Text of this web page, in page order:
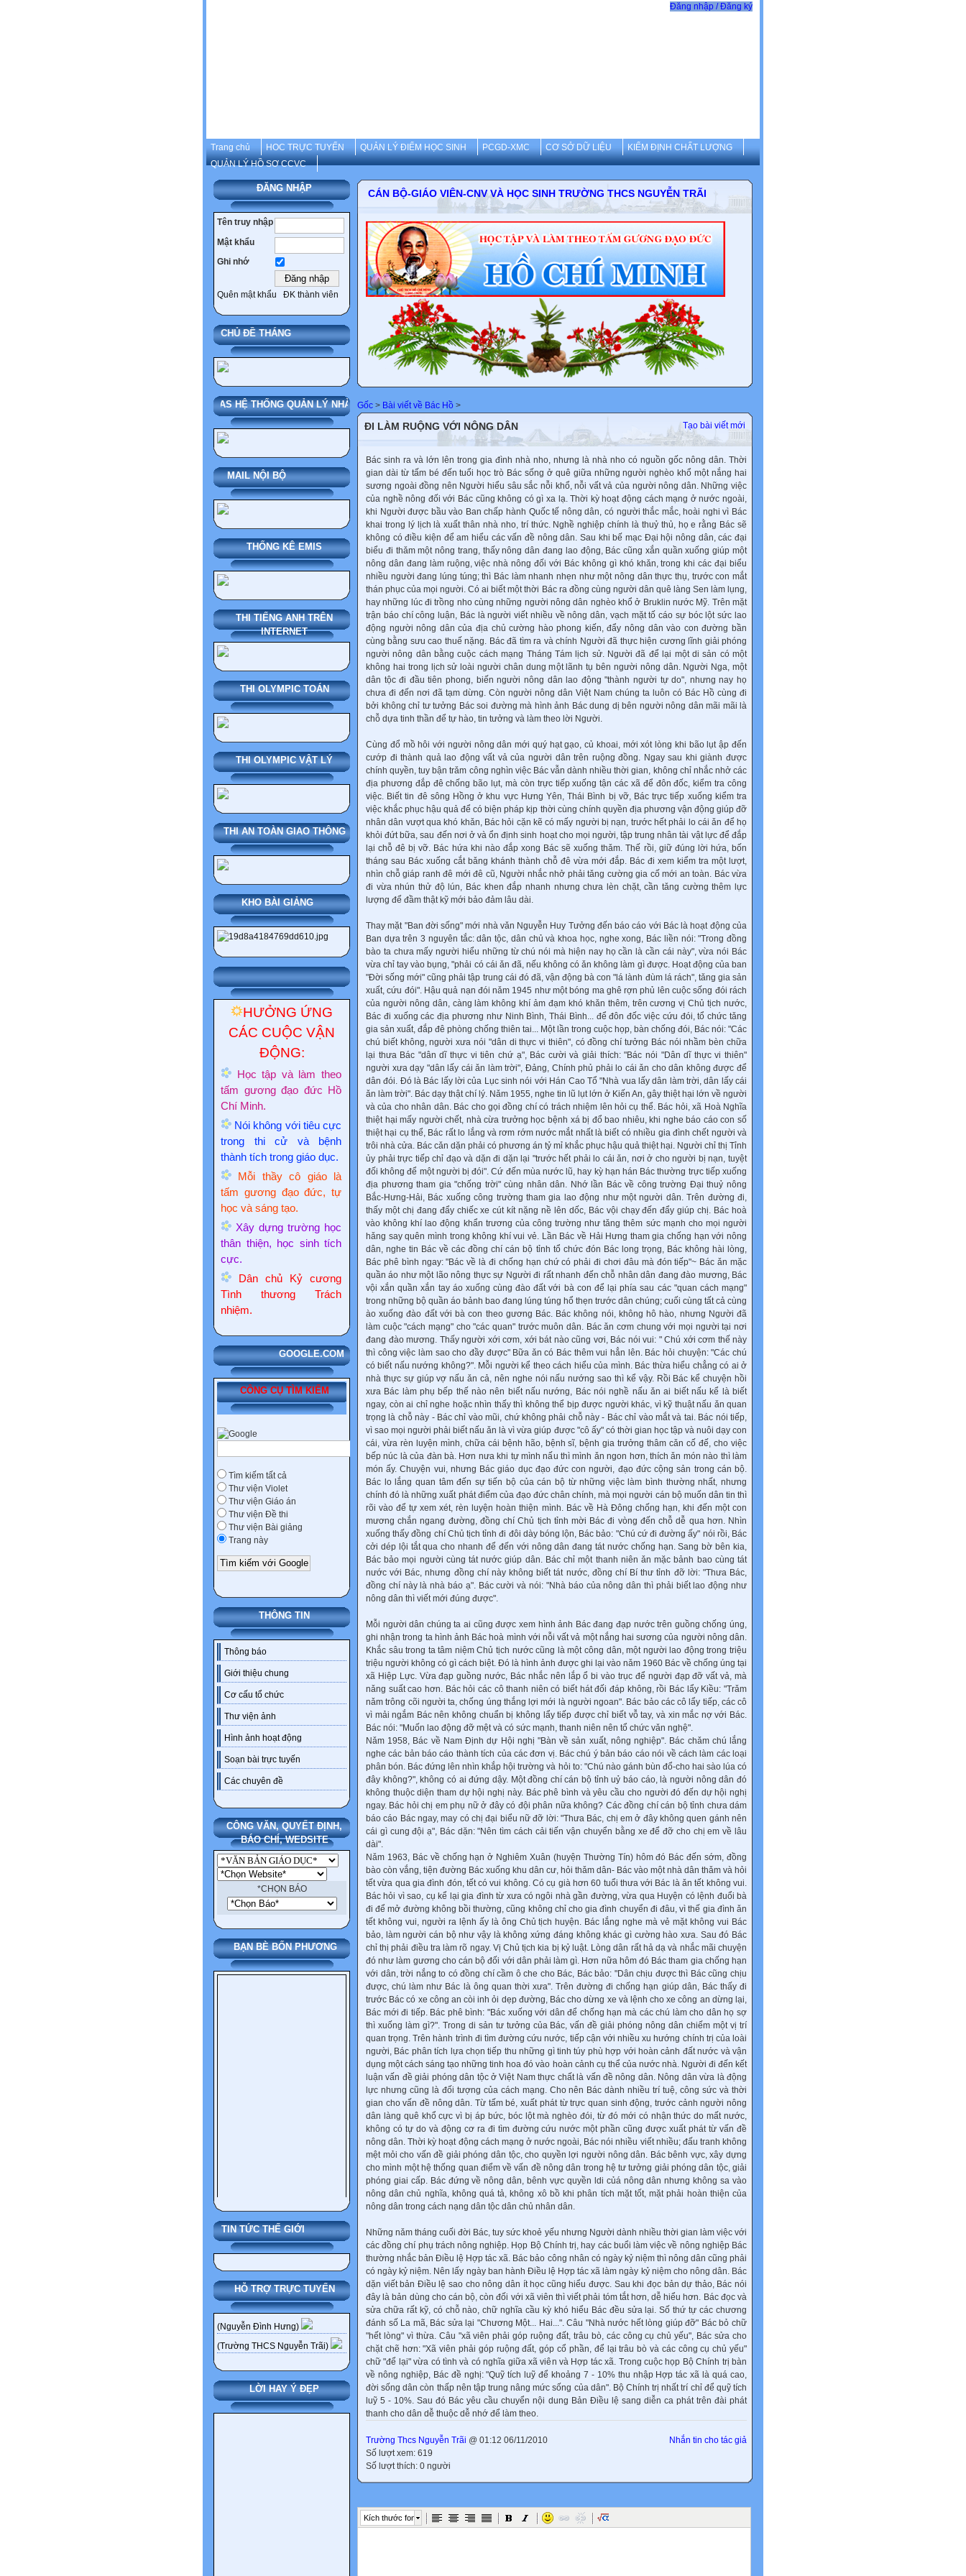
Đăng nhập / Đăng ký
Trang chủ HOC TRỰC TUYẾN QUẢN LÝ ĐIỂM HỌC SINH PCGD-XMC CƠ SỞ DỮ LIỆU
KIỂM ĐỊNH CHẤT LƯỢNG
QUẢN LÝ HỒ SƠ CCVC
ĐĂNG NHẬP
Tên truy nhập
Mật khẩu
Ghi nhớ
Quên mật khẩu ĐK thành viên
CHỦ ĐỀ THÁNG
SMAS HỆ THỐNG QUẢN LÝ NHÀ TRƯỜNG
MAIL NỘI BỘ
THỐNG KÊ EMIS
THI TIẾNG ANH TRÊN
INTERNET
THI OLYMPIC TOÁN
THI OLYMPIC VẬT LÝ
THI AN TOÀN GIAO THÔNG
KHO BÀI GIẢNG
HƯỞNG ỨNG
CÁC CUỘC VẬN
ĐỘNG:
Học tập và làm theo
tấm gương đạo đức Hồ
Chí Minh.
Nói không với tiêu cực
trong thi cử và bệnh
thành tích trong giáo dục.
Mỗi thầy cô giáo là
tấm gương đạo đức, tự
học và sáng tạo.
Xây dựng trường học
thân thiện, học sinh tích
cực.
Dân chủ Kỷ cương
Tình thương Trách
nhiệm.
GOOGLE.COM
CÔNG CỤ TÌM KIẾM
Tìm kiếm tất cả
Thư viện Violet
Thư viện Giáo án
Thư viện Đề thi
Thư viện Bài giảng
Trang này
THÔNG TIN
Thông báo
Giới thiệu chung
Cơ cấu tổ chức
Thư viện ảnh
Hình ảnh hoạt động
Soạn bài trực tuyến
Các chuyên đề
CÔNG VĂN, QUYẾT ĐỊNH,
BÁO CHÍ, WEDSITE
*CHỌN BÁO
BẠN BÈ BỐN PHƯƠNG
TIN TỨC THẾ GIỚI
HỖ TRỢ TRỰC TUYẾN
(Nguyễn Đình Hưng)
(Trường THCS Nguyễn Trãi)
LỜI HAY Ý ĐẸP
CÁN BỘ-GIÁO VIÊN-CNV VÀ HỌC SINH TRƯỜNG THCS NGUYỄN TRÃI
Gốc > Bài viết về Bác Hồ >
Tạo bài viết mới
ĐI LÀM RUỘNG VỚI NÔNG DÂN
Bác sinh ra và lớn lên trong gia đình nhà nho, nhưng là nhà nho có nguồn gốc nông dân. Thời
gian dài từ tấm bé đến tuổi học trò Bác sống ở quê giữa những người nghèo khổ một nắng hai
sương ngoài đồng nên Người hiểu sâu sắc nỗi khổ, nỗi vất vả của người nông dân. Những việc
của nghề nông đối với Bác cũng không có gì xa lạ. Thời kỳ hoạt động cách mạng ở nước ngoài,
khi Người được bầu vào Ban chấp hành Quốc tế nông dân, có người thắc mắc, hoài nghi vì Bác
khai trong lý lịch là xuất thân nhà nho, trí thức. Nghề nghiệp chính là thuỷ thủ, họ e rằng Bác sẽ
không có điều kiện để am hiểu các vấn đề nông dân. Sau khi bế mạc Đại hội nông dân, các đại
biểu đi thǎm một nông trang, thấy nông dân đang lao động, Bác cũng xắn quần xuống giúp một
nông dân đang làm ruộng, việc nhà nông đối với Bác không gì khó khǎn, trong khi các đại biểu
nhiều người đang lúng túng; thì Bác làm nhanh nhẹn như một nông dân thực thụ, trước con mắt
thán phục của mọi người. Có ai biết một thời Bác ra đồng cùng người dân quê làng Sen làm lụng,
hay những lúc đi trồng nho cùng những người nông dân nghèo khổ ở Bruklin nước Mỹ. Trên mặt
trận báo chí công luận, Bác là người viết nhiều về nông dân, vạch mặt tố cáo sự bóc lột sức lao
động người nông dân của địa chủ cường hào phong kiến, đẩy nông dân vào con đường bần
cùng bằng sưu cao thuế nặng. Bác đã tìm ra và chính Người đã thực hiện cương lĩnh giải phóng
người nông dân bằng cuộc cách mạng Tháng Tám lịch sử. Người đã để lại một di sản có một
không hai trong lịch sử loài người chân dung một lãnh tụ bên người nông dân. Người Nga, một
dân tộc đi đầu tiên phong, biến người nông dân lao động "thành người tự do", nhưng nay họ
chưa đi đến nơi đã tạm dừng. Còn người nông dân Việt Nam chúng ta luôn có Bác Hồ cùng đi
bởi không chỉ tư tưởng Bác soi đường mà hình ảnh Bác dung dị bên người nông dân mãi mãi là
chỗ dựa tinh thần để tự hào, tin tưởng và làm theo lời Người.
Cùng đổ mồ hôi với người nông dân mới quý hạt gạo, củ khoai, mới xót lòng khi bão lụt ập đến
cướp đi thành quả lao động vất vả của người dân trên ruộng đồng. Ngay sau khi giành được
chính quyền, tuy bận trǎm công nghìn việc Bác vẫn dành nhiều thời gian, không chỉ nhắc nhở các
địa phương đắp đê chống bão lụt, mà còn trực tiếp xuống tận các xã để đôn đốc, kiểm tra công
việc. Biết tin đê sông Hồng ở khu vực Hưng Yên, Thái Bình bị vỡ, Bác trực tiếp xuống kiểm tra
việc khắc phục hậu quả để có biện pháp kịp thời cùng chính quyền địa phương vận động giúp đỡ
nhân dân vượt qua khó khǎn, Bác hỏi cặn kẽ có mấy người bị nạn, trước hết phải lo cái ǎn để họ
khỏi đứt bữa, sau đến nơi ở và ổn định sinh hoạt cho mọi người, tập trung nhân tài vật lực để đắp
lại chỗ đê bị vỡ. Bác hứa khi nào đắp xong Bác sẽ xuống thǎm. Thế rồi, giữ đúng lời hứa, bốn
tháng sau Bác xuống cắt bǎng khánh thành chỗ đê vừa mới đắp. Bác đi xem kiểm tra một lượt,
nhìn chỗ giáp ranh đê mới đê cũ, Người nhắc nhở phải tǎng cường gia cố mới an toàn. Bác vừa
đi vừa nhún thử độ lún, Bác khen đắp nhanh nhưng chưa lèn chặt, cần tǎng cường thêm lực
lượng để đầm thật kỹ mới bảo đảm lâu dài.
Thay mặt "Ban đời sống" mới nhà vǎn Nguyễn Huy Tưởng đến báo cáo với Bác là hoạt động của
Ban dựa trên 3 nguyên tắc: dân tộc, dân chủ và khoa học, nghe xong, Bác liền nói: "Trong đồng
bào ta chưa mấy người hiểu những từ chú nói mà hiện nay họ cần là cần cái này", vừa nói Bác
vừa chỉ tay vào bụng, "phải có cái ǎn đã, nếu không có ǎn không làm gì được. Hoạt động của ban
"Đời sống mới" cũng phải tập trung cái đó đã, vận động bà con "lá lành đùm lá rách", tǎng gia sản
xuất, cứu đói". Hậu quả nạn đói nǎm 1945 như một bóng ma ghê rợn phủ lên cuộc sống đói rách
của người nông dân, càng làm không khí ảm đạm khó khǎn thêm, trên cương vị Chủ tịch nước,
Bác đi xuống các địa phương như Ninh Bình, Thái Bình... để đôn đốc việc cứu đói, tổ chức tǎng
gia sản xuất, đắp đê phòng chống thiên tai... Một lần trong cuộc họp, bàn chống đói, Bác nói: "Các
chú biết không, người xưa nói "dân di thực vi thiên", có đồng chí tưởng Bác nói nhầm bèn chữa
lại thưa Bác "dân dĩ thực vi tiên chứ ạ", Bác cười và giải thích: "Bác nói "Dân dĩ thực vi thiên"
người xưa dạy "dân lấy cái ǎn làm trời", Đảng, Chính phủ phải lo cái ǎn cho dân không được để
dân đói. Đó là Bác lấy lời của Lục sinh nói với Hán Cao Tổ "Nhà vua lấy dân làm trời, dân lấy cái
ǎn làm trời". Bác dạy thật chí lý. Nǎm 1955, nghe tin lũ lụt lớn ở Kiến An, gây thiệt hại lớn về người
và của cho nhân dân. Bác cho gọi đồng chí có trách nhiệm lên hỏi cụ thể. Bác hỏi, xã Hoà Nghĩa
thiệt hại mấy người chết, nhà cừa trưởng học bệnh xá bị đổ bao nhiêu, khi nghe báo cáo con số
thiệt hại cụ thể, Bác rất lo lắng và rơm rớm nước mắt nhất là biết có nhiều gia đình chết người và
trôi nhà cửa. Bác cǎn dặn phải có phương án tỷ mỉ khắc phục hậu quả thiệt hại. Người chỉ thị Tỉnh
ủy phải trực tiếp chỉ đạo và dặn đi dặn lại "trước hết phải lo cái ǎn, nơi ở cho người bị nạn, tuyệt
đối không để một người bị đói". Cứ đến mùa nước lũ, hay kỳ hạn hán Bác thường trực tiếp xuống
địa phương tham gia "chống trời" cùng nhân dân. Nhớ lần Bác về công trường Đại thuỷ nông
Bắc-Hưng-Hải, Bác xuống công trường tham gia lao động như một người dân. Trên đường đi,
thấy một chị đang đẩy chiếc xe cút kít nặng nề lên dốc, Bác vội chạy đến đẩy giúp chị. Bác hoà
vào không khí lao động khẩn trương của công trường như tǎng thêm sức mạnh cho mọi người
hǎng say quên mình trong không khí vui vẻ. Lần Bác về Hải Hưng tham gia chống hạn với nông
dân, nghe tin Bác về các đồng chí cán bộ tỉnh tổ chức đón Bác long trọng, Bác không hài lòng,
Bác phê bình ngay: "Bác về là đi chống hạn chứ có phải đi chơi đâu mà đón tiếp"~ Bác ǎn mặc
quần áo như một lão nông thực sự Người đi rất nhanh đến chỗ nhân dân đang đào mương, Bác
vội xắn quần xắn tay áo xuống cùng đào đất với bà con để lại phía sau các "quan cách mạng"
trong những bộ quần áo bảnh bao đang lúng túng hổ thẹn trước dân chúng; cuối cùng tất cả cùng
ào xuống đào đất với bà con theo gương Bác. Bác không nói, không hô hào, nhưng Người đã
làm cuộc "cách mạng" cho "các quan" trước muôn dân. Bác ǎn cơm chung với mọi người tại nơi
đang đào mương. Thấy người xới cơm, xới bát nào cũng vơi, Bác nói vui: " Chú xới cơm thế này
thì công việc làm sao cho đầy được" Bữa ǎn có Bác thêm vui hẳn lên. Bác hỏi chuyện: "Các chú
có biết nấu nướng không?". Mỗi người kể theo cách hiểu của mình. Bác thừa hiểu chẳng có ai ở
nhà thực sự giúp vợ nấu ǎn cả, nên nghe nói nấu nướng sao thì kể vậy. Rồi Bác kể chuyện hồi
xưa Bác làm phụ bếp thế nào nên biết nấu nướng, Bác nói nghề nấu ǎn ai biết nấu kể là biết
ngay, còn ai chỉ nghe hoặc nhìn thấy thì không thể bịp được người khác, vì kỹ thuật nấu ǎn quan
trọng là chỗ này - Bác chỉ vào mũi, chứ không phải chỗ này - Bác chỉ vào mắt và tai. Bác nói tiếp,
vì sao mọi người phải biết nấu ǎn là vì vừa giúp được "cô ấy" có thời gian học tập và nuôi dạy con
cái, vừa rèn luyện mình, chữa cái bệnh hão, bệnh sĩ, bệnh gia trưởng thâm cǎn cố đế, cho việc
bếp núc là của đàn bà. Hơn nưa khi tự mình nấu thì mình ǎn ngon hơn, thích ǎn món nào thì làm
món ấy. Chuyện vui, nhưng Bác giáo dục đạo đức con người, đạo đức cộng sản trong cán bộ.
Bác lo lắng quan tâm đến sự tiến bộ của cán bộ từ những việc làm bình thường nhất, nhưng
chính đó là những xuất phát điểm của đạo đức chân chính, mà mọi người cán bộ muốn dân tin thì
rõi vào để tự xem xét, rèn luyện hoàn thiện mình. Bác về Hà Đông chống hạn, khi đến một con
mương chắn ngang đường, đồng chí Chủ tịch tỉnh mời Bác đi vòng đến chỗ dễ qua hơn. Nhìn
xuống thấy đồng chí Chủ tịch tỉnh đi đôi dày bóng lộn, Bác bảo: "Chú cứ đi đường ấy" nói rồi, Bác
cởi dép lội tắt qua cho nhanh để đến với nông dân đang tát nước chống hạn. Sang bờ bên kia,
Bác bảo mọi người cùng tát nước giúp dân. Bác chỉ một thanh niên ǎn mặc bảnh bao cùng tát
nước với Bác, nhưng đồng chí này không biết tát nước, đồng chí Bí thư tỉnh đỡ lời: "Thưa Bác,
đồng chí này là nhà báo ạ". Bác cười và nói: "Nhà báo của nông dân thì phải biết lao động như
nông dân thì viết mới đúng được".
Mỗi người dân chúng ta ai cũng được xem hình ảnh Bác đang đạp nước trên guồng chống úng,
ghi nhận trong ta hình ảnh Bác hoà mình với nỗi vất vả một nắng hai sương của người nông dân.
Khắc sâu trong ta tâm niệm Chủ tịch nước cũng là một công dân, một người lao động trong triệu
triệu người không có gì cách biệt. Đó là hình ảnh được ghi lại vào nǎm 1960 Bác về chống úng tại
xã Hiệp Lực. Vừa đạp guồng nước, Bác nhắc nên lắp ổ bi vào trục để người đạp đỡ vất vả, mà
nǎng suất cao hơn. Bác hỏi các cô thanh niên có biết hát đối đáp không, rồi Bác lẩy Kiều: "Trǎm
nǎm trông cõi người ta, chống úng thắng lợi mới là người ngoan". Bác bảo các cô lẩy tiếp, các cô
vì mải ngắm Bác nên không chuẩn bị không lẩy tiếp được chỉ biết vỗ tay, và xin mắc nợ với Bác.
Bác nói: "Muốn lao động đỡ mệt và có sức mạnh, thanh niên nên tổ chức vǎn nghệ".
Nǎm 1958, Bác về Nam Định dự Hội nghị "Bàn về sản xuất, nông nghiệp". Bác chǎm chú lắng
nghe các bản báo cáo thành tích của các đơn vị. Bác chú ý bản báo cáo nói về cách làm các loại
phân bón. Bác đứng lên nhìn khắp hội trường và hỏi to: "Chú nào gánh bùn đổ-cho hai sào lúa có
đây không?", không có ai đứng dậy. Một đồng chí cán bộ tỉnh uỷ báo cáo, là người nông dân đó
không thuộc diện tham dự hội nghị này. Bác phê bình và yêu cầu cho người đó đến dự hội nghị
ngay. Bác hỏi chị em phụ nữ ở đây có đội phân nữa không? Các đồng chí cán bộ tỉnh chưa dám
báo cáo Bác ngay, may có chị đại biểu nữ đỡ lời: "Thưa Bác, chị em ở đây không quen gánh nên
cái gì cung đội ạ", Bác dặn: "Nên tìm cách cải tiến vận chuyển bằng xe để đỡ cho chị em về lâu
dài".
Nǎm 1963, Bác về chống hạn ở Nghiêm Xuân (huyện Thường Tín) hôm đó Bác đến sớm, đồng
bào còn vắng, tiện đường Bác xuống khu dân cư, hỏi thǎm dân- Bác vào một nhà dân thǎm và hỏi
tết vừa qua gia đình đón, tết có vui không. Có cụ già hơn 60 tuổi thưa với Bác là ǎn tết không vui.
Bác hỏi vì sao, cụ kể lại gia đình từ xưa có ngôi nhà gần đường, vừa qua Huyện có lệnh đuổi bà
đi để mở đường không bồi thường, cũng không chỉ cho gia đình chuyển đi đâu, vì thế gia đình ǎn
tết không vui, người ra lệnh ấy là ông Chủ tịch huyện. Bác lắng nghe mà vẻ mặt không vui Bác
bảo, làm người cán bộ như vậy là không xứng đáng không khác gì cường hào xưa. Sau đó Bác
chỉ thị phải điều tra làm rõ ngay. Vị Chủ tịch kia bị kỷ luật. Lòng dân rất hả dạ và nhắc mãi chuyện
đó như làm gương cho cán bộ đối với dân phải làm gì. Hơn nữa hôm đó Bác tham gia chống hạn
với dân, trời nắng to có đồng chí cầm ô che cho Bác, Bác bảo: "Dân chịu được thì Bác cũng chịu
được, chú làm như Bác là ông quan thời xưa". Trên đường đi chống hạn giúp dân, Bác thấy đi
trước Bác có xe công an còi inh ỏi dẹp đường, Bác cho dừng xe và lệnh cho xe công an dừng lại,
Bác mới đi tiếp. Bác phê bình: "Bác xuống với dân để chống hạn mà các chú làm cho dân họ sợ
thì xuống làm gì?". Trong di sản tư tưởng của Bác, vấn đề giải phóng nông dân chiếm một vị trí
quan trọng. Trên hành trình đi tìm đường cứu nước, tiếp cận với nhiều xu hướng chính trị của loài
người, Bác phân tích lựa chọn tiếp thu những gì tinh túy phù hợp với hoàn cảnh đất nước và vận
dụng một cách sáng tạo những tinh hoa đó vào hoàn cảnh cụ thể của nước nhà. Người đi đến kết
luận vấn đề giải phóng dân tộc ở Việt Nam thực chất là vấn đề nông dân. Nông dân vừa là động
lực nhưng cũng là đối tượng của cách mạng. Cho nên Bác dành nhiều trí tuệ, công sức và thời
gian cho vấn đề nông dân. Từ tấm bé, xuất phát từ trực quan sinh động, trước cảnh người nông
dân làng quê khổ cực vì bị áp bức, bóc lột mà nghèo đói, từ đó mới có nhận thức do mất nước,
không có tự do và động cơ ra đi tìm đường cứu nước một phần cũng được xuất phát từ vấn đề
nông dân. Thời kỳ hoạt động cách mạng ở nước ngoài, Bác nói nhiều viết nhiều; đấu tranh không
mệt mỏi cho vấn đề giải phóng dân tộc, cho quyền lợi người nông dân. Bác bênh vực, xây dựng
cho mình một hệ thống quan điểm về vấn đề nông dân trong hệ tư tưởng giải phóng dân tộc, giải
phóng giai cấp. Bác đứng về nông dân, bênh vực quyền ldi củá nông dân nhưng không sa vào
nông dân chủ nghĩa, không quá tả, không xô bồ khi phân tích mặt tốt, mặt phải hoàn thiện của
nông dân trong cách nạng dân tộc dân chủ nhân dân.
Những nǎm tháng cuối đời Bác, tuy sức khoẻ yếu nhưng Người dành nhiều thời gian làm việc với
các đồng chí phụ trách nông nghiệp. Họp Bộ Chính trị, hay các buổi làm việc về nông nghiệp Bác
thường nhắc bản Điều lệ Hợp tác xã. Bác bảo công nhân có ngày kỷ niệm thì nông dân cũng phải
có ngày kỷ niệm. Nên lấy ngày ban hành Điều lệ Hợp tác xã làm ngày kỷ niệm cho nông dân. Bác
dặn viết bản Điều lệ sao cho nông dân ít học cũng hiểu được. Sau khi đọc bản dự thảo, Bác nói
đây là bản dùng cho cán bộ, còn đối với xã viên thì viết phải tóm tắt hơn, dễ hiểu hơn. Bác đọc và
sửa chữa rất kỹ, có chỗ nào, chữ nghĩa cầu kỳ khó hiểu Bác đều sửa lại. Số thứ tự các chương
đánh số La mã, Bác sửa lại "Chương Một... Hai...". Câu "Nhà nước hết lòng giúp đỡ" Bác bỏ chữ
"hết lòng" vì thừa. Câu "xã viên phải góp ruộng đất, trâu bò, các công cụ chủ yếu", Bác sửa cho
chặt chẽ hơn: "Xã viên phải góp ruộng đất, góp cổ phần, để lại trâu bò và các công cụ chủ yếu"
chữ "để lại" vừa có tình và có nghĩa giữa xã viên và Hợp tác xã. Trong cuộc họp Bộ Chính trị bàn
về nông nghiệp, Bác đề nghị: "Quỹ tích luỹ để khoảng 7 - 10% thu nhập Hợp tác xã là quá cao,
đời sống dân còn thấp nên tập trung nâng mức sống của dân". Bộ Chính trị nhất trí chỉ để quỹ tích
luỹ 5 - 10%. Sau đó Bác yêu cầu chuyển nội dung Bản Điều lệ sang diễn ca phát trên đài phát
thanh cho dân dễ thuộc dễ nhớ để làm theo.
Nhắn tin cho tác giả
Trường Thcs Nguyễn Trãi @ 01:12 06/11/2010
Số lượt xem: 619
Số lượt thích: 0 người
Kích thước font